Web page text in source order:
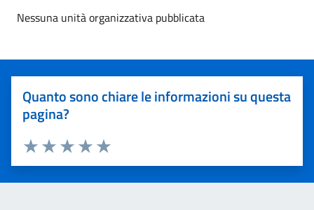
Nessuna unità organizzativa pubblicata
Quanto sono chiare le informazioni su questa
pagina?
Valuta 5 stelle su 5
Valuta 4 stelle su 5
Valuta 3 stelle su 5
Valuta 2 stelle su 5
Valuta 1 stelle su 5